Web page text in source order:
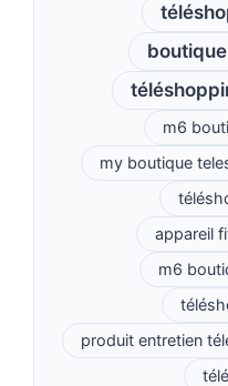
m6
my boutique
appareil
m6
produit entretien